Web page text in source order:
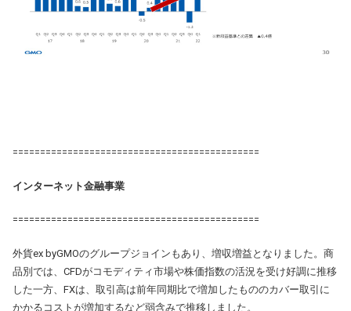
=============================================
インターネット金融事業
=============================================
外貨ex byGMOのグループジョインもあり、増収増益となりました。商
品別では、CFDがコモディティ市場や株価指数の活況を受け好調に推移
した一方、FXは、取引高は前年同期比で増加したもののカバー取引に
かかるコストが増加するなど弱含みで推移しました。